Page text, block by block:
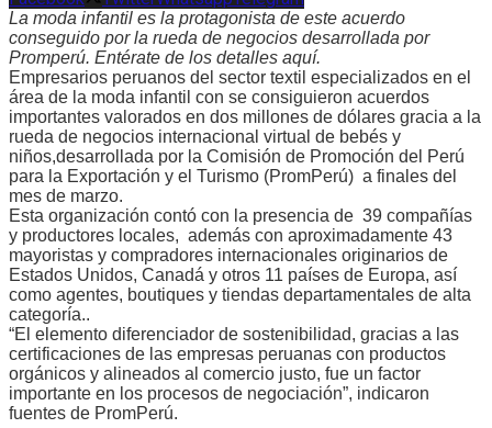
La moda infantil es la protagonista de este acuerdo
conseguido por la rueda de negocios desarrollada por
Promperú. Entérate de los detalles aquí.
Empresarios peruanos del sector textil especializados en el
área de la moda infantil con se consiguieron acuerdos
importantes valorados en dos millones de dólares gracia a la
rueda de negocios internacional virtual de bebés y
niños,desarrollada por la Comisión de Promoción del Perú
para la Exportación y el Turismo (PromPerú) a finales del
mes de marzo.
Esta organización contó con la presencia de 39 compañías
y productores locales, además con aproximadamente 43
mayoristas y compradores internacionales originarios de
Estados Unidos, Canadá y otros 11 países de Europa, así
como agentes, boutiques y tiendas departamentales de alta
categoría..
“El elemento diferenciador de sostenibilidad, gracias a las
certificaciones de las empresas peruanas con productos
orgánicos y alineados al comercio justo, fue un factor
importante en los procesos de negociación”, indicaron
fuentes de PromPerú.